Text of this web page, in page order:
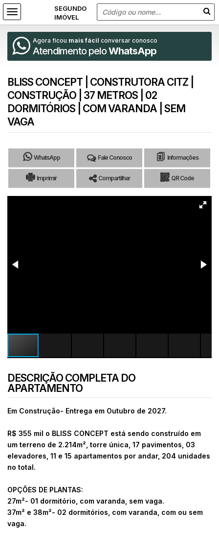
Agora ficou mais fácil conversar conosco
Atendimento peloWhatsApp
BLISS CONCEPT | CONSTRUTORA CITZ |
CONSTRUÇÃO | 37 METROS | 02
DORMITÓRIOS | COM VARANDA | SEM
VAGA
WhatsApp Fale Conosco Informações
Imprimir Compartilhar QR Code
DESCRIÇÃO COMPLETA DO
APARTAMENTO
Em Construção- Entrega em Outubro de 2027.
R$ 355 mil o BLISS CONCEPT está sendo construído em
um terreno de 2.214m², torre única, 17 pavimentos, 03
elevadores, 11 e 15 apartamentos por andar, 204 unidades
no total.
OPÇÕES DE PLANTAS:
27m²- 01 dormitório, com varanda, sem vaga.
37m² e 38m²- 02 dormitórios, com varanda, com ou sem
vaga.